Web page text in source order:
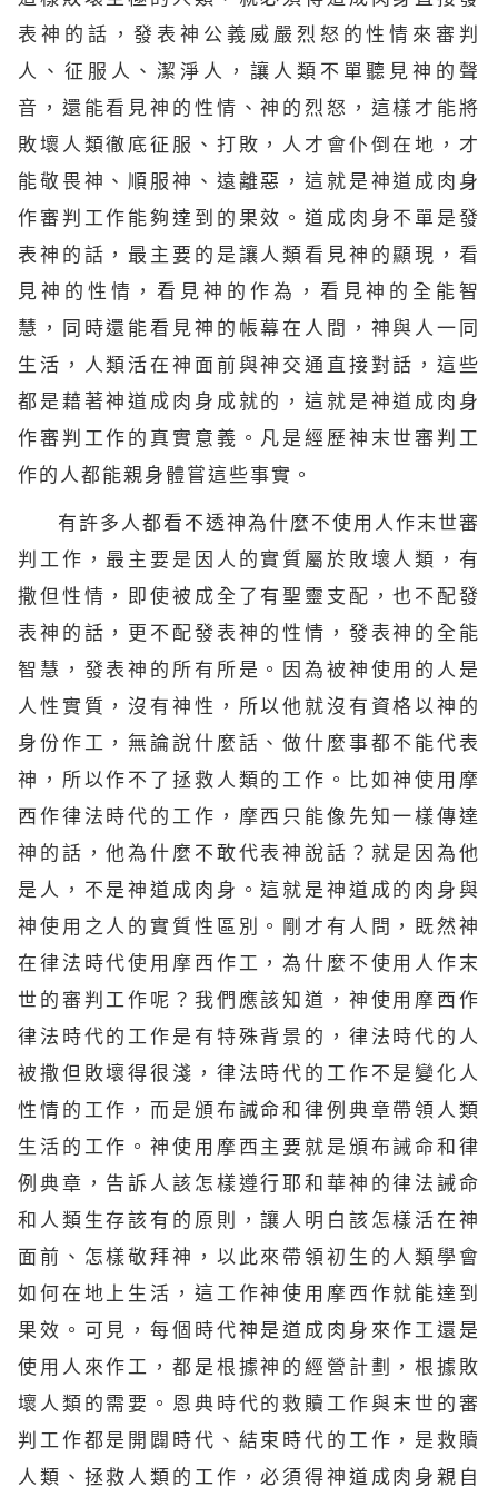
表神的話，發表神公義威嚴烈怒的性情來審判
人、征服人、潔淨人，讓人類不單聽見神的聲
音，還能看見神的性情、神的烈怒，這樣才能將
敗壞人類徹底征服、打敗，人才會仆倒在地，才
能敬畏神、順服神、遠離惡，這就是神道成肉身
作審判工作能夠達到的果效。道成肉身不單是發
表神的話，最主要的是讓人類看見神的顯現 ，看
見神的性情，看見神的作為，看見神的全能智
慧，同時還能看見神的帳幕在人間，神與人一同
生活，人類活在神面前與神交通直接對話，這些
都是藉著神道成肉身成就的，這就是神道成肉身
作審判工作的真實意義。凡是經歷神末世審判工
作的人都能親身體嘗這些事實。
有許多人都看不透神為什麼不使用人作末世審
判工作，最主要是因人的實質屬於敗壞人類，有
撒但性情，即使被成全了有聖靈支配，也不配發
表神的話，更不配發表神的性情，發表神的全能
智慧，發表神的所有所是。因為被神使用的人是
人性實質，沒有神性，所以他就沒有資格以神的
身份作工，無論說什麼話、做什麼事都不能代表
神，所以作不了拯救人類的工作。比如神使用摩
西作律法時代的工作，摩西只能像先知一樣傳達
神的話，他為什麼不敢代表神說話？就是因為他
是人，不是神道成肉身。這就是神道成的肉身與
神使用之人的實質性區別。剛才有人問，既然神
在律法時代使用摩西作工，為什麼不使用人作末
世的審判工作呢？我們應該知道，神使用摩西作
律法時代的工作是有特殊背景的，律法時代的人
被撒但敗壞得很淺，律法時代的工作不是變化人
性情的工作，而是頒布誡命和律例典章帶領人類
生活的工作。神使用摩西主要就是頒布誡命和律
例典章，告訴人該怎樣遵行耶和華神的律法誡命
和人類生存該有的原則，讓人明白該怎樣活在神
面前、怎樣敬拜神，以此來帶領初生的人類學會
如何在地上生活，這工作神使用摩西作就能達到
果效。可見，每個時代神是道成肉身來作工還是
使用人來作工，都是根據神的經營計劃，根據敗
壞人類的需要。 恩典時代的救贖工作與末世的審
判工作都是開闢時代、結束時代的工作，是救贖
人類、拯救人類的工作，必須得神道成肉身親自